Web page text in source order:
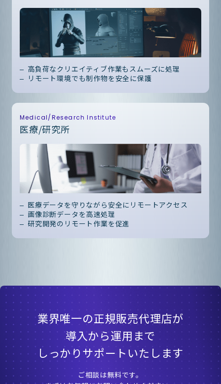
高負荷なクリエイティブ作業もスムーズに処理
リモート環境でも制作物を安全に保護
Medical/Research Institute
医療/研究所
医療データを守りながら安全にリモートアクセス
画像診断データを高速処理
研究開発のリモート作業を促進
業界唯一の正規販売代理店が
導入から運用まで
しっかりサポートいたします
ご相談は無料です。